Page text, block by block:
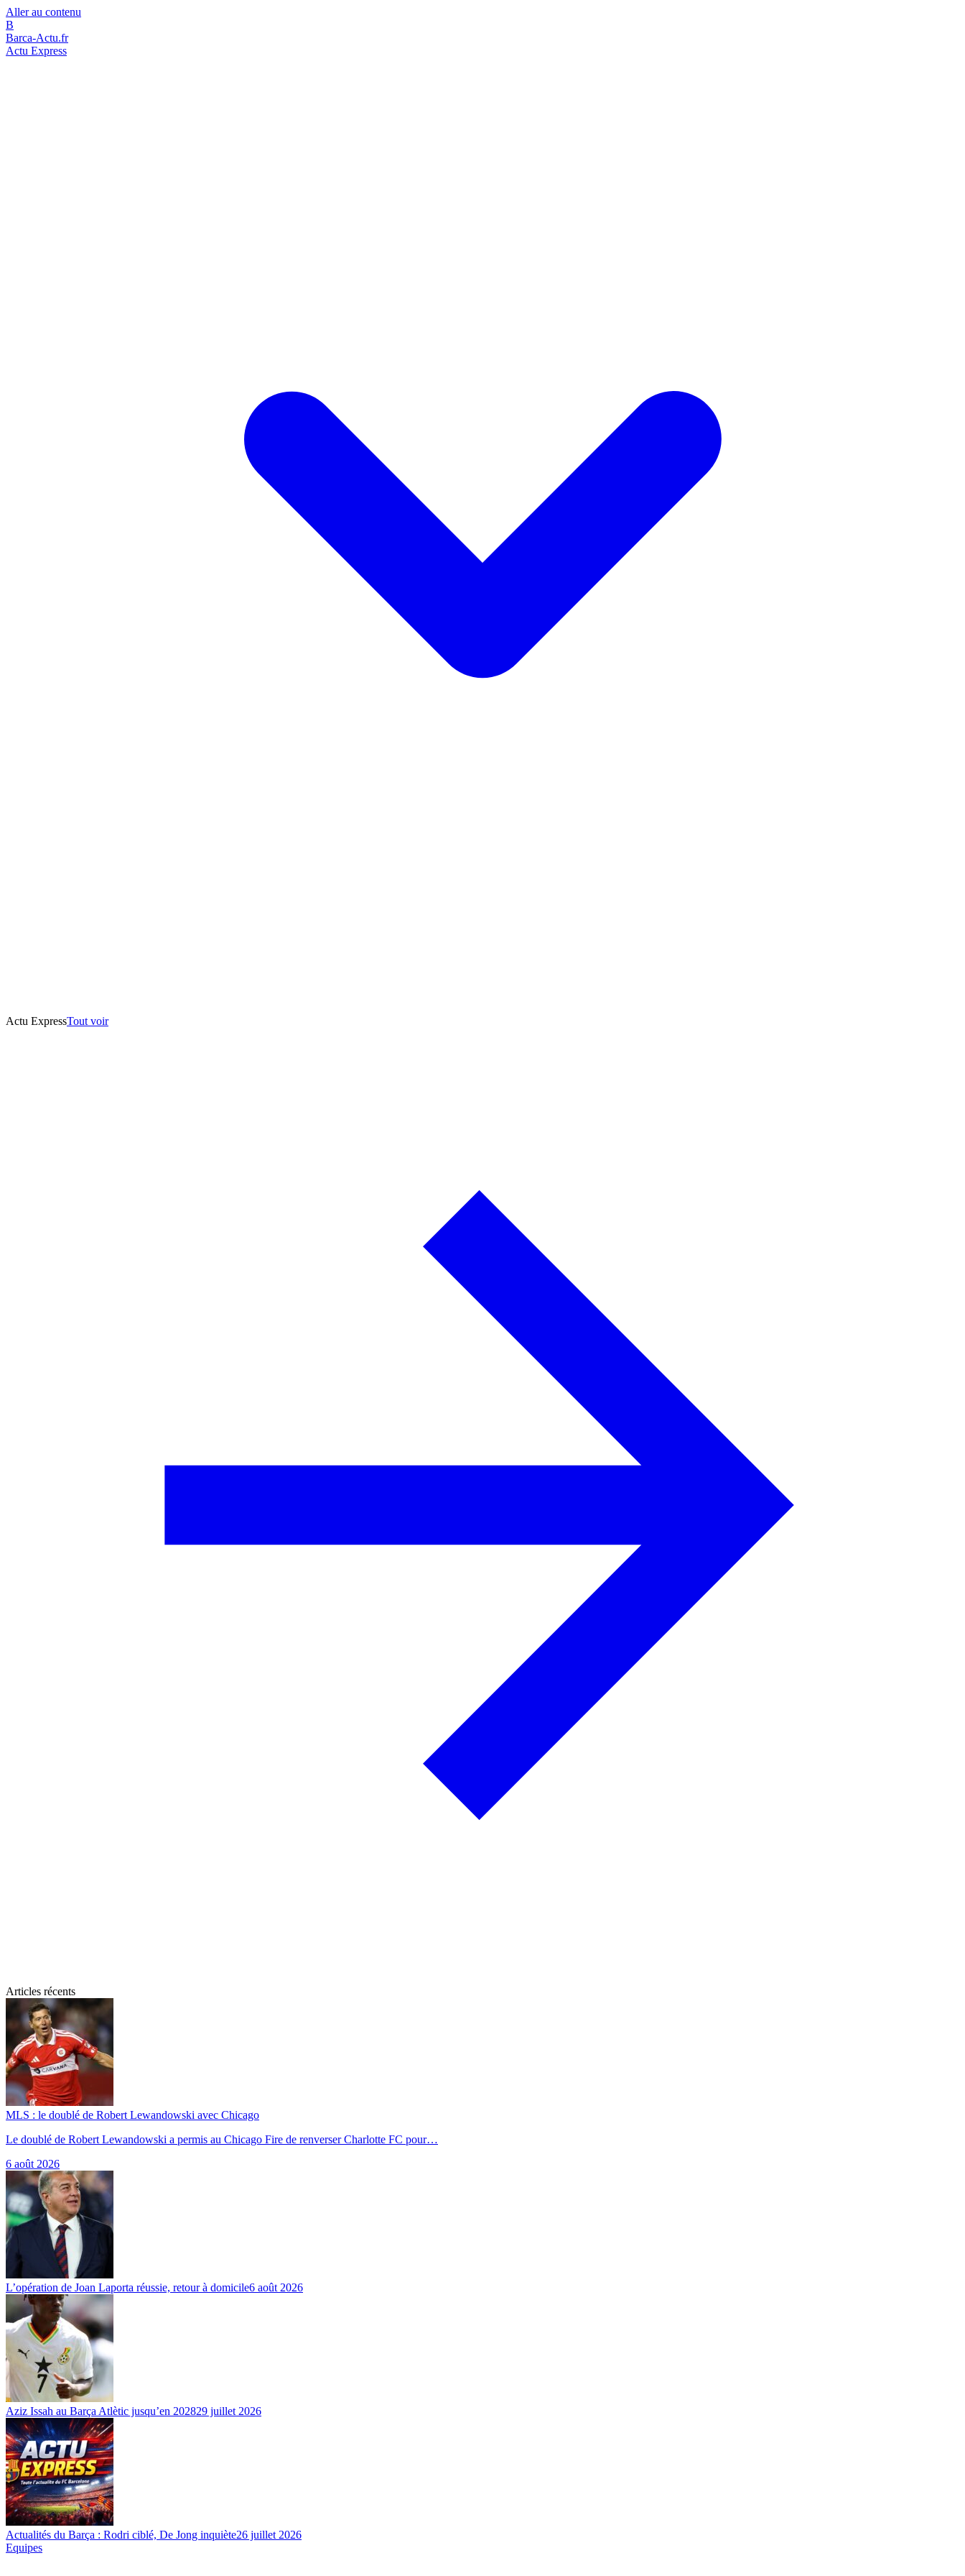
Aller au contenu
B
Barca-Actu.fr
Actu Express
Actu ExpressTout voir
Articles récents
MLS : le doublé de Robert Lewandowski avec Chicago
Le doublé de Robert Lewandowski a permis au Chicago Fire de renverser Charlotte FC pour…
6 août 2026
L’opération de Joan Laporta réussie, retour à domicile6 août 2026
Aziz Issah au Barça Atlètic jusqu’en 202829 juillet 2026
Actualités du Barça : Rodri ciblé, De Jong inquiète26 juillet 2026
Equipes